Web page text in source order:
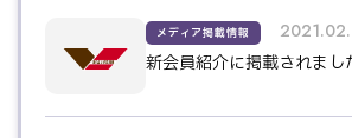
メディア掲載情報
新会員紹介に掲載されまし